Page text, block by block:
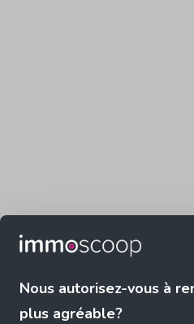
Nous autorisez-vous à
plus agréable?